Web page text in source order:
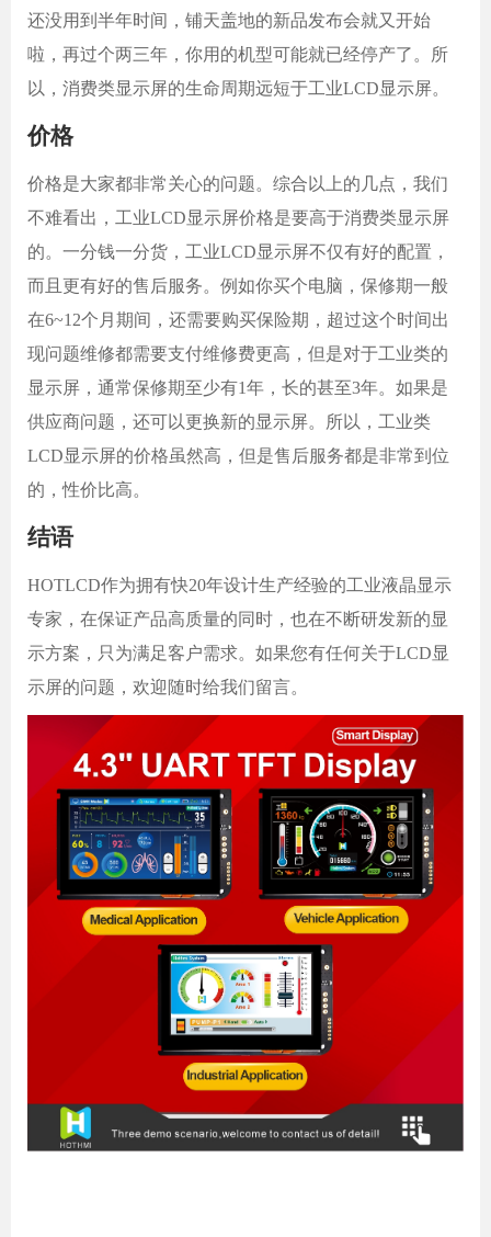
还没用到半年时间，铺天盖地的新品发布会就又开始
啦，再过个两三年，你用的机型可能就已经停产了。所
以，消费类显示屏的生命周期远短于工业LCD显示屏。
价格
价格是大家都非常关心的问题。综合以上的几点，我们
不难看出，工业LCD显示屏价格是要高于消费类显示屏
的。一分钱一分货，工业LCD显示屏不仅有好的配置，
而且更有好的售后服务。例如你买个电脑，保修期一般
在6~12个月期间，还需要购买保险期，超过这个时间出
现问题维修都需要支付维修费更高，但是对于工业类的
显示屏，通常保修期至少有1年，长的甚至3年。如果是
供应商问题，还可以更换新的显示屏。所以，工业类
LCD显示屏的价格虽然高，但是售后服务都是非常到位
的，性价比高。
结语
HOTLCD作为拥有快20年设计生产经验的工业液晶显示
专家，在保证产品高质量的同时，也在不断研发新的显
示方案，只为满足客户需求。如果您有任何关于LCD显
示屏的问题，欢迎随时给我们留言。